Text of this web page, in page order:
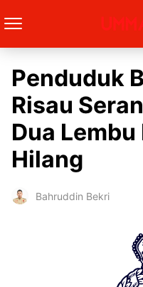
Penduduk
Risau
Dua
Hilang
Bahruddin Bekri